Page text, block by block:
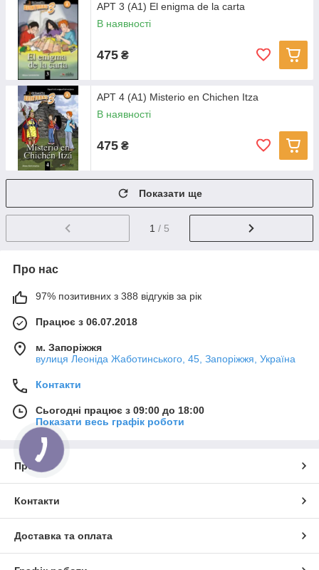
APT 3 (A1) El enigma de la carta
В наявності
475 ₴
APT 4 (A1) Misterio en Chichen Itza
В наявності
475 ₴
Показати ще
1 / 5
Про нас
97% позитивних з 388 відгуків за рік
Працює з 06.07.2018
м. Запоріжжя
вулиця Леоніда Жаботинського, 45, Запоріжжя, Україна
Контакти
Сьогодні працює з 09:00 до 18:00
Показати весь графік роботи
Про нас
Контакти
Доставка та оплата